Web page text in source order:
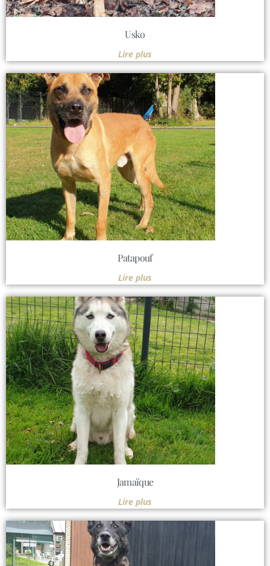
Usko
Lire plus
Patapouf
Lire plus
Jamaïque
Lire plus